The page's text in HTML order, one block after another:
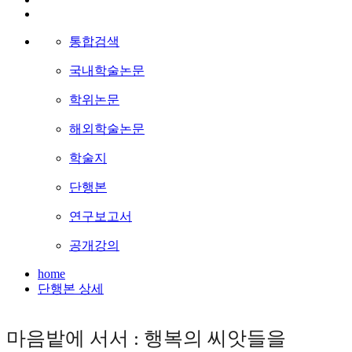
통합검색
국내학술논문
학위논문
해외학술논문
학술지
단행본
연구보고서
공개강의
home
단행본 상세
마음밭에 서서 : 행복의 씨앗들을